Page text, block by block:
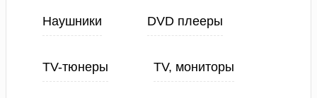
Наушники DVD плееры
TV-тюнеры TV, мониторы